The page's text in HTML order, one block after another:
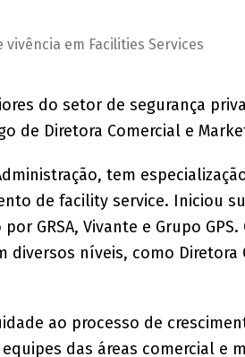
vivência em Facilities Services
do setor de segurança
de Diretora Comercial e
tem
de facility service. Iniciou
GRSA, Vivante e Grupo
diversos níveis, como Diretora
ao processo de
das áreas comercial e